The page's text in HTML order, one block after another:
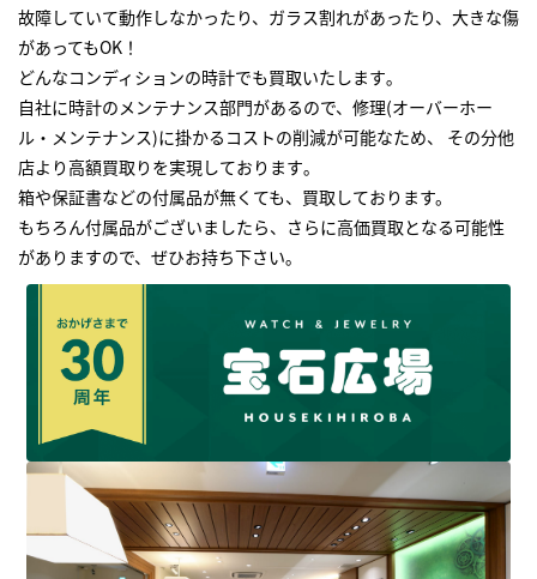
故障していて動作しなかったり、ガラス割れがあったり、大きな傷
があってもOK！
どんなコンディションの時計でも買取いたします｡
自社に時計のメンテナンス部門があるので、修理(オーバーホー
ル・メンテナンス)に掛かるコストの削減が可能なため、 その分他
店より高額買取りを実現しております｡
箱や保証書などの付属品が無くても、買取しております。
もちろん付属品がございましたら、さらに高価買取となる可能性
がありますので、ぜひお持ち下さい｡